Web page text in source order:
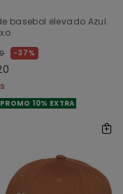
basebol elevado Azul
37%
10% EXTRA